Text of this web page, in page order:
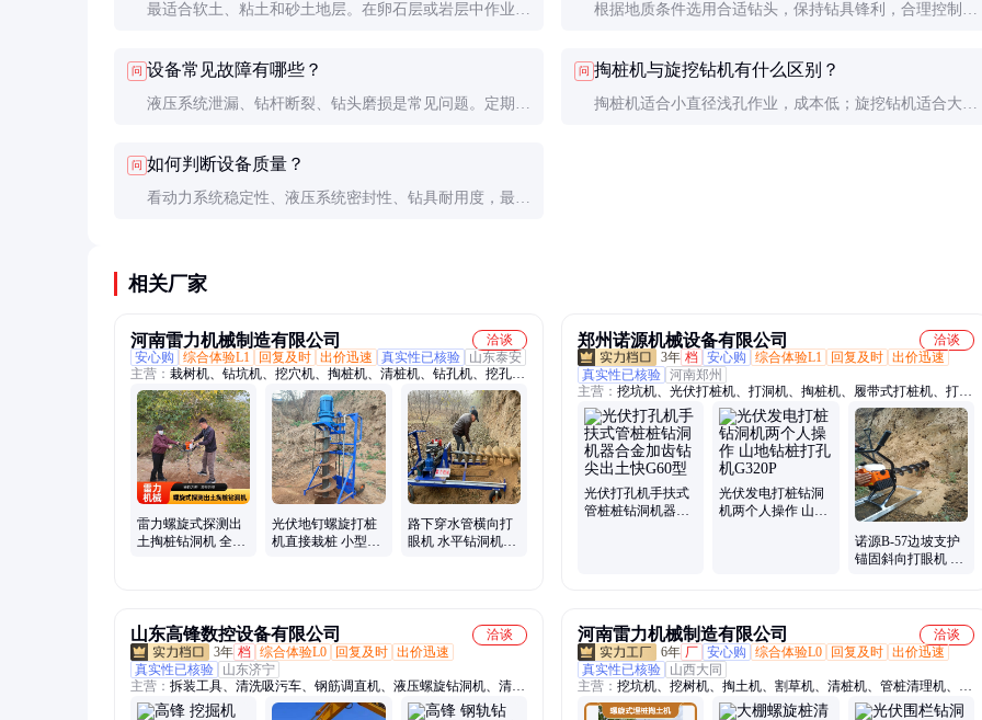
最适合软土、粘土和砂土地层。在卵石层或岩层中作业效
根据地质条件选用合适钻头，保持钻具锋利，合理控制钻
问 设备常见故障有哪些？
液压系统泄漏、钻杆断裂、钻头磨损是常见问题。定期保
问 掏桩机与旋挖钻机有什么区别？
掏桩机适合小直径浅孔作业，成本低；旋挖钻机适合大直
问 如何判断设备质量？
看动力系统稳定性、液压系统密封性、钻具耐用度，最好
相关厂家
河南雷力机械制造有限公司
洽谈
安心购
综合体验L1 回复及时 出价迅速 真实性已核验
山东泰安
主营： 栽树机、钻坑机、挖穴机、掏桩机、清桩机、钻孔机、挖孔
机、光伏打桩机、光伏钻孔机、螺旋打孔机、螺旋钻孔机、螺旋打桩
机、光伏打洞机、护坡钻孔机、横向打孔机、水平打眼机、边坡支护
钻机、光伏钻机、小蜜蜂光伏钻孔机、钢管掏土机、电线杆挖坑机、
挖树坑机、防汛打桩机、护栏打桩机、护栏钻孔机
雷力螺旋式探测出
土掏桩钻洞机 全新
光伏地钉螺旋打桩
机直接栽桩 小型山
路下穿水管横向打
眼机 水平钻洞机掏
郑州诺源机械设备有限公司
洽谈
3年 档 安心购 综合体验L1 回复及时 出价迅速
真实性已核验 河南郑州
主营： 挖坑机、光伏打桩机、打洞机、掏桩机、履带式打桩机、打眼
机、割草机、管桩清理机、锚杆钻孔机、路下穿管钻孔机、横向钻孔
机、水平钻孔机、掏土机、拖拉机挖坑机
光伏打孔机手扶式
管桩桩钻洞机器合
光伏发电打桩钻洞
机两个人操作 山地
诺源B-57边坡支护
锚固斜向打眼机 手
山东高锋数控设备有限公司
洽谈
3年 档 综合体验L0 回复及时 出价迅速
真实性已核验
山东济宁
主营： 拆装工具、清洗吸污车、钢筋调直机、液压螺旋钻洞机、清洁
扫地车、板换夹紧器、激光清障仪、电脑配煤机、划线一体机、自动
河南雷力机械制造有限公司
洽谈
6年 厂 安心购 综合体验L0 回复及时 出价迅速
真实性已核验
山西大同
主营： 挖坑机、挖树机、掏土机、割草机、清桩机、管桩清理机、电
线杆挖坑机、光伏打桩机、横向钻孔机、护坡打孔机、光伏钻孔机、